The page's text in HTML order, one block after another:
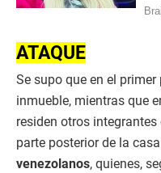
ATAQUE
Se supo que en el
inmueble, mientras que
residen otros
parte posterior de la
venezolanos, quienes,